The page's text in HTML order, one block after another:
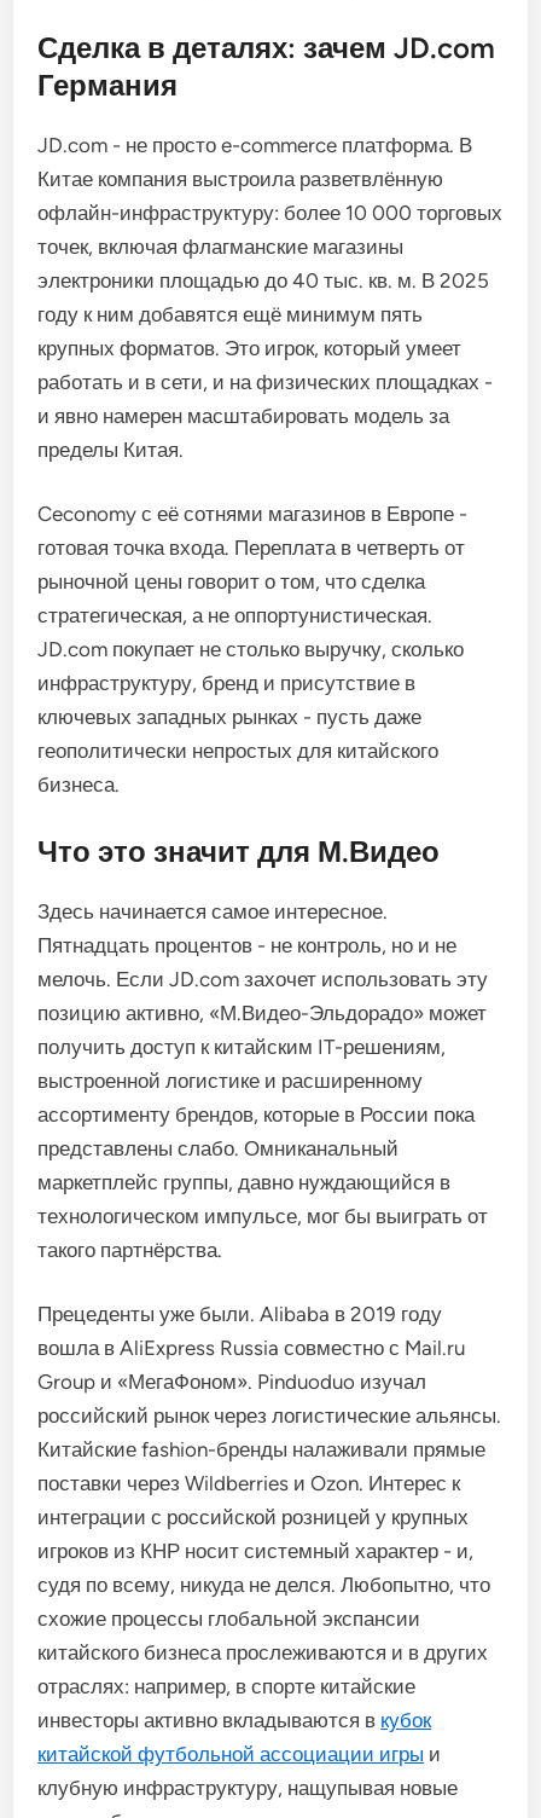
Сделка в деталях: зачем JD.com
Германия
JD.com - не просто e-commerce платформа. В
Китае компания выстроила разветвлённую
офлайн-инфраструктуру: более 10 000 торговых
точек, включая флагманские магазины
электроники площадью до 40 тыс. кв. м. В 2025
году к ним добавятся ещё минимум пять
крупных форматов. Это игрок, который умеет
работать и в сети, и на физических площадках -
и явно намерен масштабировать модель за
пределы Китая.
Ceconomy с её сотнями магазинов в Европе -
готовая точка входа. Переплата в четверть от
рыночной цены говорит о том, что сделка
стратегическая, а не оппортунистическая.
JD.com покупает не столько выручку, сколько
инфраструктуру, бренд и присутствие в
ключевых западных рынках - пусть даже
геополитически непростых для китайского
бизнеса.
Что это значит для М.Видео
Здесь начинается самое интересное.
Пятнадцать процентов - не контроль, но и не
мелочь. Если JD.com захочет использовать эту
позицию активно, «М.Видео-Эльдорадо» может
получить доступ к китайским IT-решениям,
выстроенной логистике и расширенному
ассортименту брендов, которые в России пока
представлены слабо. Омниканальный
маркетплейс группы, давно нуждающийся в
технологическом импульсе, мог бы выиграть от
такого партнёрства.
Прецеденты уже были. Alibaba в 2019 году
вошла в AliExpress Russia совместно с Mail.ru
Group и «МегаФоном». Pinduoduo изучал
российский рынок через логистические альянсы.
Китайские fashion-бренды налаживали прямые
поставки через Wildberries и Ozon. Интерес к
интеграции с российской розницей у крупных
игроков из КНР носит системный характер - и,
судя по всему, никуда не делся. Любопытно, что
схожие процессы глобальной экспансии
китайского бизнеса прослеживаются и в других
отраслях: например, в спорте китайские
инвесторы активно вкладываются в кубок
китайской футбольной ассоциации игры и
клубную инфраструктуру, нащупывая новые